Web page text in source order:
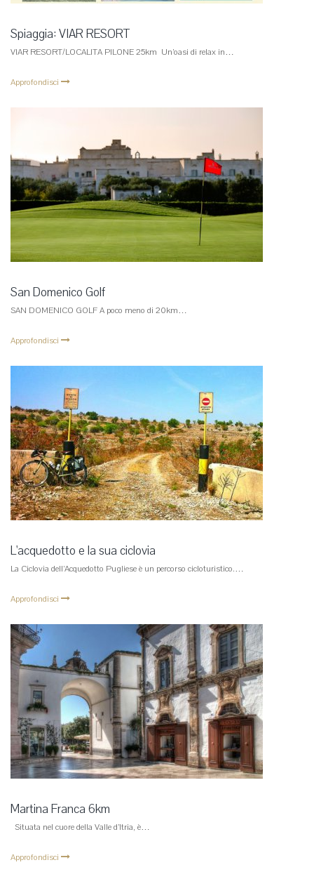
Spiaggia: VIAR RESORT
VIAR RESORT/LOCALITA PILONE 25km Un’oasi di relax in…
Approfondisci
San Domenico Golf
SAN DOMENICO GOLF A poco meno di 20km…
Approfondisci
L'acquedotto e la sua ciclovia
La Ciclovia dell’Acquedotto Pugliese è un percorso cicloturistico.…
Approfondisci
Martina Franca 6km
Situata nel cuore della Valle d’Itria, è…
Approfondisci